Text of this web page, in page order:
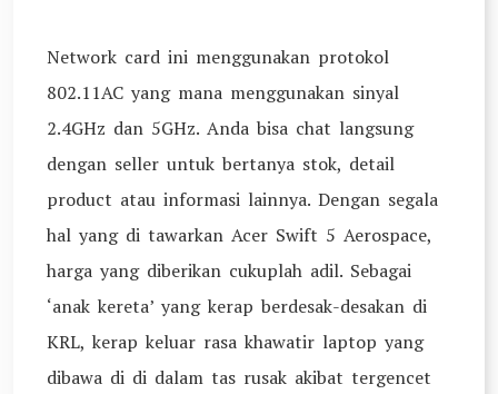
Network card ini menggunakan protokol
802.11AC yang mana menggunakan sinyal
2.4GHz dan 5GHz. Anda bisa chat langsung
dengan seller untuk bertanya stok, detail
product atau informasi lainnya. Dengan segala
hal yang di tawarkan Acer Swift 5 Aerospace,
harga yang diberikan cukuplah adil. Sebagai
‘anak kereta’ yang kerap berdesak-desakan di
KRL, kerap keluar rasa khawatir laptop yang
dibawa di di dalam tas rusak akibat tergencet